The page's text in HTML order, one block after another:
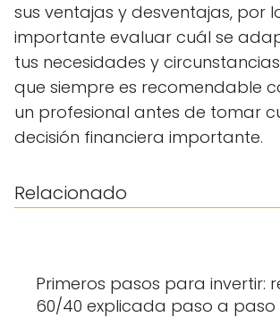
sus ventajas y desventajas, por
importante evaluar cuál se
tus necesidades y
que siempre es recomendable
un profesional antes de tomar
decisión financiera importante.
Relacionado
Primeros pasos para invertir:
60/40 explicada paso a paso